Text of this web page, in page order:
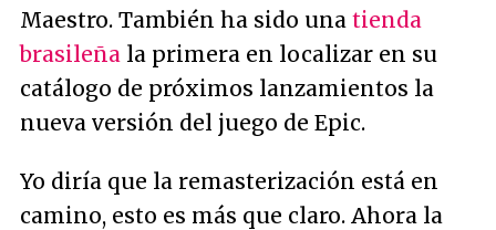
Maestro. También ha sido una tienda
brasileña la primera en localizar en su
catálogo de próximos lanzamientos la
nueva versión del juego de Epic.
Yo diría que la remasterización está en
camino, esto es más que claro. Ahora la